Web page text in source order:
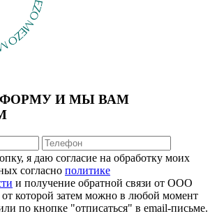
ФОРМУ И МЫ ВАМ
я даю согласие на обработку моих
согласно политике
и получение обратной связи от ООО
от которой затем можно в любой момент
по кнопке "отписаться" в email-письме.